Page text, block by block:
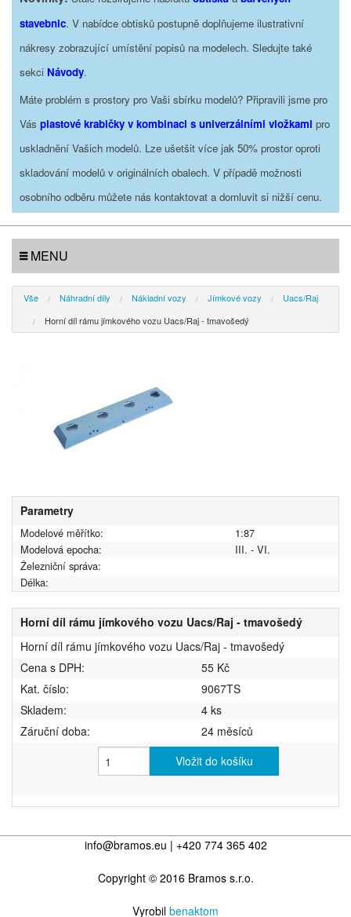
stavebnic. V nabídce obtisků postupně doplňujeme ilustrativní
nákresy zobrazující umístění popisů na modelech. Sledujte také
sekci Návody.
Máte problém s prostory pro Vaši sbírku modelů? Připravili jsme pro
Vás plastové krabičky v kombinaci s univerzálními vložkami pro
uskladnění Vašich modelů. Lze ušetšit více jak 50% prostor oproti
skladování modelů v originálních obalech. V případě možnosti
osobního odběru můžete nás kontaktovat a domluvit si nižší cenu.
MENU
Vše Náhradní díly Nákladní vozy Jímkové vozy
Uacs/Raj
Horní díl rámu jímkového vozu Uacs/Raj - tmavošedý
Parametry
Modelové měřítko:
1:87
Modelová epocha:
III. - VI.
Železniční správa:
Délka:
Horní díl rámu jímkového vozu Uacs/Raj - tmavošedý
Horní díl rámu jímkového vozu Uacs/Raj - tmavošedý
Cena s DPH:
55 Kč
Kat. číslo:
9067TS
Skladem:
4 ks
Záruční doba:
24 měsíců
Vložit do košíku
info@bramos.eu | +420 774 365 402
Copyright © 2016 Bramos s.r.o.
Vyrobil benaktom